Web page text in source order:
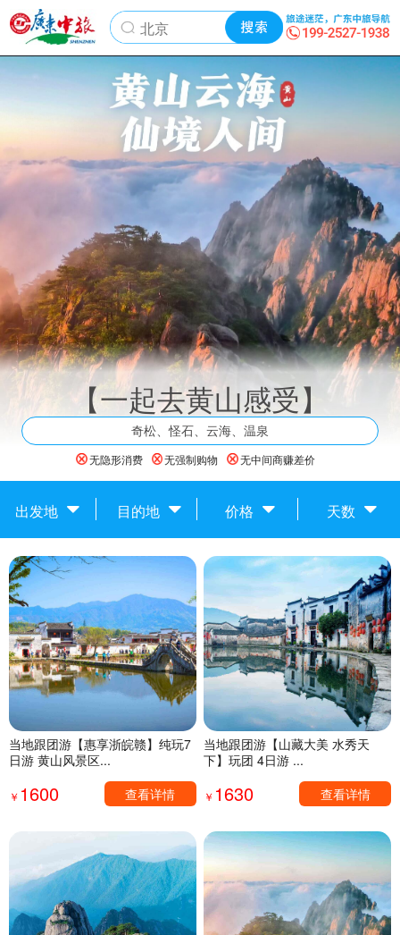
【一起去黄山感受】
奇松、怪石、云海、温泉
无隐形消费 无强制购物 无中间商赚差价
出发地 目的地 价格 天数
当地跟团游【惠享浙皖赣】纯玩7
日游 黄山风景区...
￥ 1600 查看详情
当地跟团游【山藏大美 水秀天
下】玩团 4日游 ...
￥ 1630 查看详情